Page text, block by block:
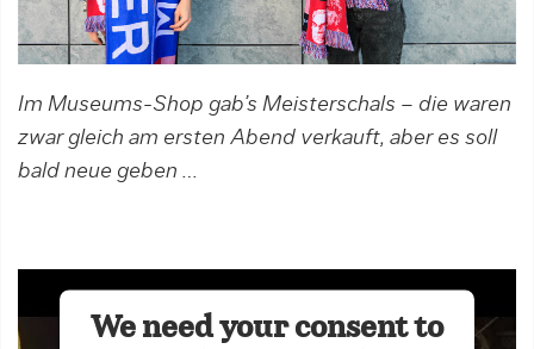
Im Museums-Shop gab’s Meisterschals – die waren
zwar gleich am ersten Abend verkauft, aber es soll
bald neue geben …
We need your consent to